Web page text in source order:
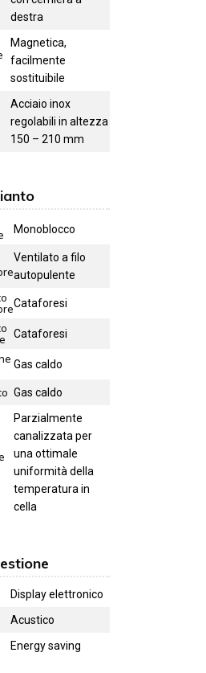
destra
Magnetica,
facilmente
sostituibile
Acciaio inox
regolabili in altezza
150 – 210 mm
Monoblocco
Ventilato a filo
autopulente
Cataforesi
Cataforesi
Gas caldo
Gas caldo
Parzialmente
canalizzata per
una ottimale
uniformità della
temperatura in
cella
Display elettronico
Acustico
Energy saving